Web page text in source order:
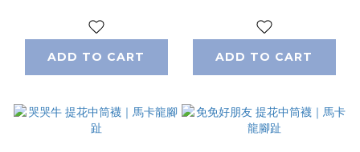
ADD TO CART ADD TO CART